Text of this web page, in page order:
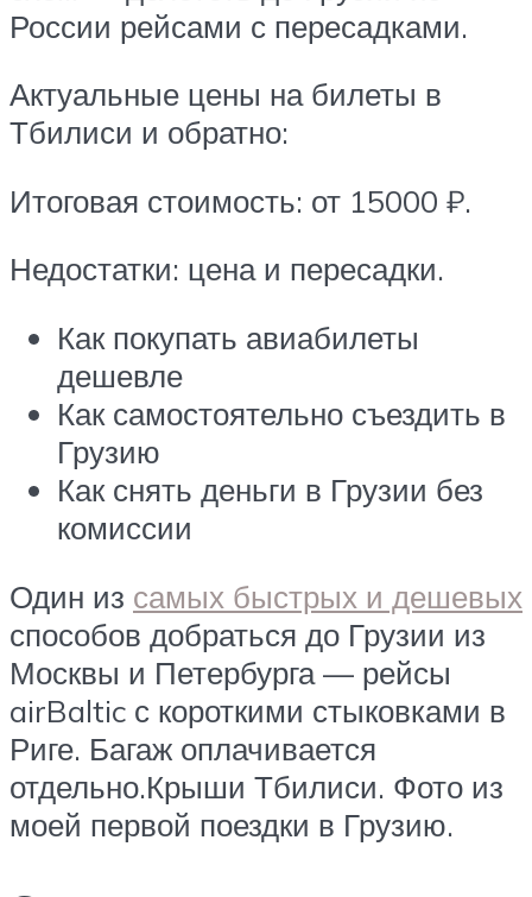
России рейсами с пересадками.
Актуальные цены на билеты в
Тбилиси и обратно:
Итоговая стоимость: от 15000 ₽.
Недостатки: цена и пересадки.
Как покупать авиабилеты
дешевле
Как самостоятельно съездить в
Грузию
Как снять деньги в Грузии без
комиссии
Один из самых быстрых и дешевых
способов добраться до Грузии из
Москвы и Петербурга — рейсы
airBaltic с короткими стыковками в
Риге. Багаж оплачивается
отдельно.Крыши Тбилиси. Фото из
моей первой поездки в Грузию.